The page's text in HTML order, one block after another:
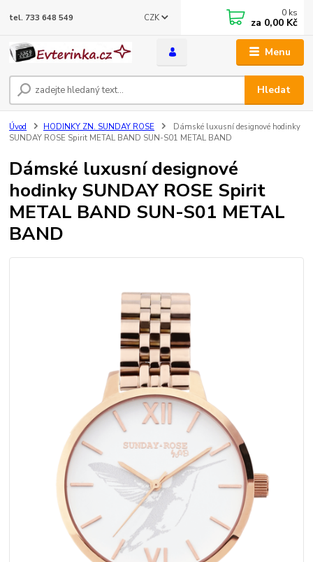
Menu
CZK
Hledat
tel. 733 648 549 0 ks
za 0,00 Kč
Úvod HODINKY ZN. SUNDAY ROSE
Dámské luxusní designové hodinky
SUNDAY ROSE Spirit METAL BAND SUN-S01 METAL BAND
Dámské luxusní designové
hodinky SUNDAY ROSE Spirit
METAL BAND SUN-S01 METAL
BAND